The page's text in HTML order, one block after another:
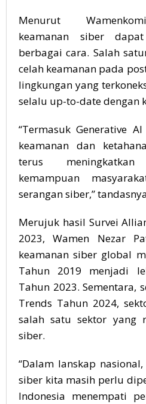
Menurut
keamanan siber
berbagai cara. Salah
celah keamanan pada
lingkungan yang
selalu up-to-date dengan
“Termasuk Generative
keamanan dan
terus
kemampuan
serangan siber,”
Merujuk hasil Survei
2023, Wamen Nezar
keamanan siber global
Tahun 2019 menjadi
Tahun 2023. Sementara,
Trends Tahun 2024,
salah satu sektor yang
siber.
“Dalam lanskap
siber kita masih perlu
Indonesia menempati